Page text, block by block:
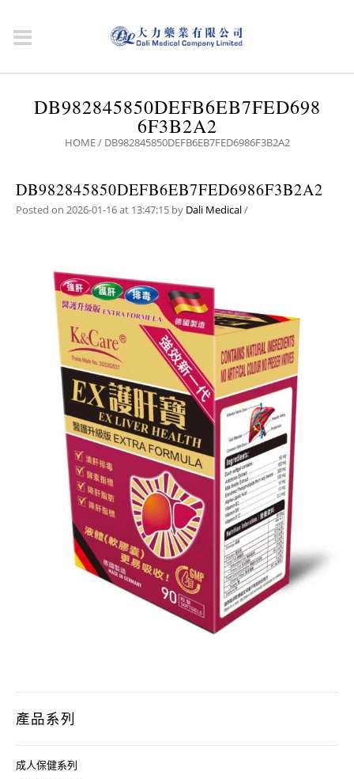
DB982845850DEFB6EB7FED698
6F3B2A2
HOME/ DB982845850DEFB6EB7FED6986F3B2A2
DB982845850DEFB6EB7FED6986F3B2A2
Posted on 2026-01-16 at 13:47:15 by Dali Medical/
產品系列
成人保健系列